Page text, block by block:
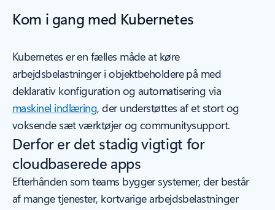
Kom i gang med Kubernetes
Kubernetes er en fælles måde at køre
arbejdsbelastninger i objektbeholdere på med
deklarativ konfiguration og automatisering via
maskinel indlæring, der understøttes af et stort og
voksende sæt værktøjer og communitysupport.
Derfor er det stadig vigtigt for
cloudbaserede apps
Efterhånden som teams bygger systemer, der består
af mange tjenester, kortvarige arbejdsbelastninger